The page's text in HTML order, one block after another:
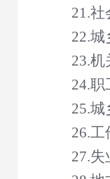
21.
22.
23.
24.
25.
26.
27.